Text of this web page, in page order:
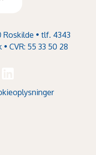
• tlf. 4343
• CVR: 55 33 50 28